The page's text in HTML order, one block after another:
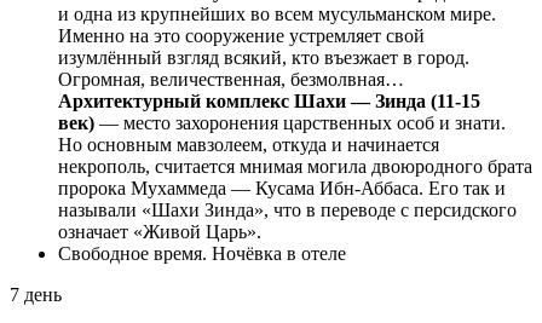
и одна из крупнейших во всем мусульманском мире.
Именно на это сооружение устремляет свой
изумлённый взгляд всякий, кто въезжает в город.
Огромная, величественная, безмолвная…
Архитектурный комплекс Шахи — Зинда (11-15
век) — место захоронения царственных особ и знати.
Но основным мавзолеем, откуда и начинается
некрополь, считается мнимая могила двоюродного брата
пророка Мухаммеда — Кусама Ибн-Аббаса. Его так и
называли «Шахи Зинда», что в переводе с персидского
означает «Живой Царь».
Свободное время. Ночёвка в отеле
7 день